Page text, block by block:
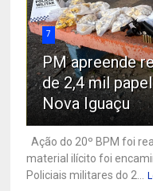
7
PM apreende
de 2,4 mil
Nova Iguaçu
Ação do 20º BPM foi
material ilícito foi
Policiais militares do 2...